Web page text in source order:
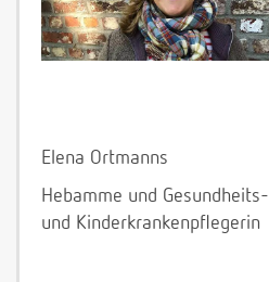
Elena Ortmanns
Hebamme und Gesundheits-
und Kinderkrankenpflegerin